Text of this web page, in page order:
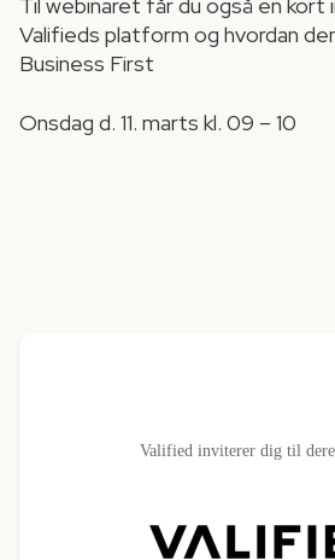
Valifieds platform og hvordan
Business First
Onsdag d. 11. marts kl. 09 – 10